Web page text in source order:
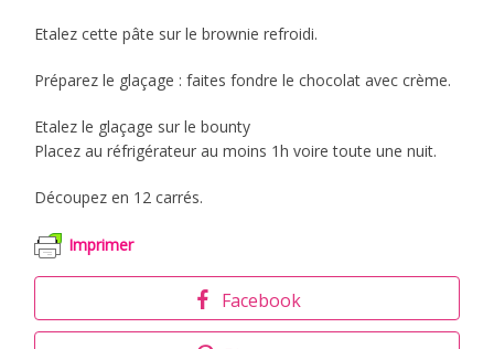
Etalez cette pâte sur le brownie refroidi.
Préparez le glaçage : faites fondre le chocolat avec crème.
Etalez le glaçage sur le bounty
Placez au réfrigérateur au moins 1h voire toute une nuit.
Découpez en 12 carrés.
Imprimer
Facebook